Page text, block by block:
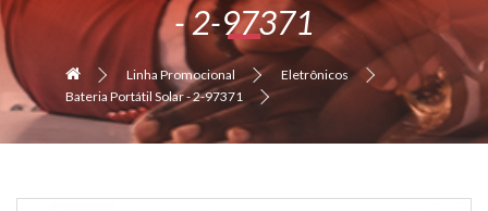
- 2-97371
Linha Promocional
Eletrônicos
Bateria Portátil Solar - 2-97371